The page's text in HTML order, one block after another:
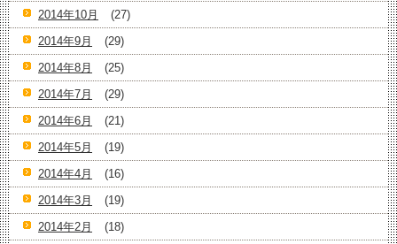
2014年10月
(27)
2014年9月
(29)
2014年8月
(25)
2014年7月
(29)
2014年6月
(21)
2014年5月
(19)
2014年4月
(16)
2014年3月
(19)
2014年2月
(18)